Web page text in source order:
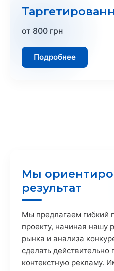
от 800 грн
Подробнее
Мы
результат
Мы предлагаем гибкий
проекту, начиная нашу
рынка и анализа
сделать
контекстную рекламу.